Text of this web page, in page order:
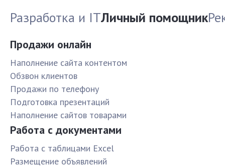
Разработка и ITЛичный помощник
Продажи онлайн
Наполнение сайта контентом
Обзвон клиентов
Продажи по телефону
Подготовка презентаций
Наполнение сайтов товарами
Работа с документами
Работа с таблицами Excel
Размещение объявлений